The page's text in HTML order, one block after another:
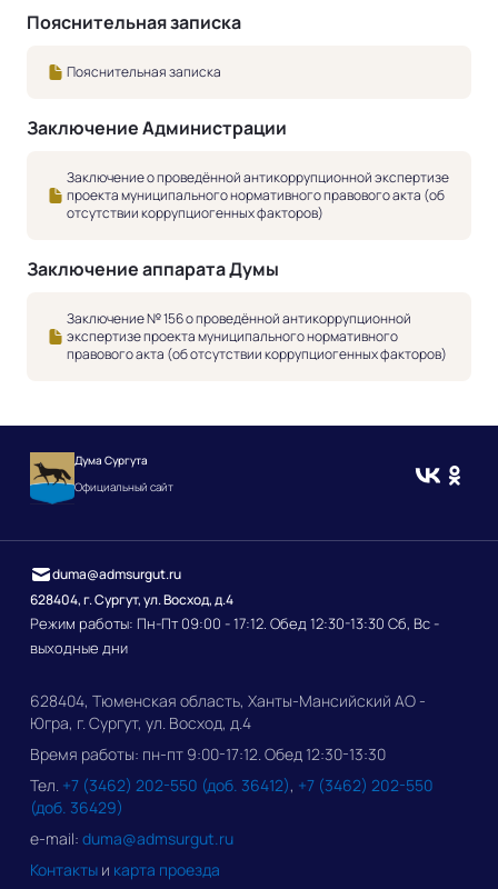
Пояснительная записка
Пояснительная записка
Заключение Администрации
Заключение о проведённой антикоррупционной экспертизе
проекта муниципального нормативного правового акта (об
отсутствии коррупциогенных факторов)
Заключение аппарата Думы
Заключение № 156 о проведённой антикоррупционной
экспертизе проекта муниципального нормативного
правового акта (об отсутствии коррупциогенных факторов)
Дума Сургута
Официальный сайт
628404, г. Сургут, ул. Восход, д.4
Режим работы: Пн-Пт 09:00 - 17:12. Обед 12:30-13:30 Сб, Вс -
выходные дни
duma@admsurgut.ru
628404, Тюменская область, Ханты-Мансийский АО -
Югра, г. Сургут, ул. Восход, д.4
Время работы: пн-пт 9:00-17:12. Обед 12:30-13:30
Тел. +7 (3462) 202-550 (доб. 36412), +7 (3462) 202-550
(доб. 36429)
e-mail: duma@admsurgut.ru
Контакты и карта проезда